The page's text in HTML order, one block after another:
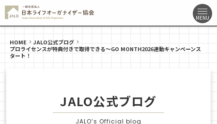
HOME
JALO公式ブログ
プロライセンスが特典付きで取得できる〜GO MONTH2026連動キャンペーンス
タート！
JALO公式ブログ
JALO’s Official blog